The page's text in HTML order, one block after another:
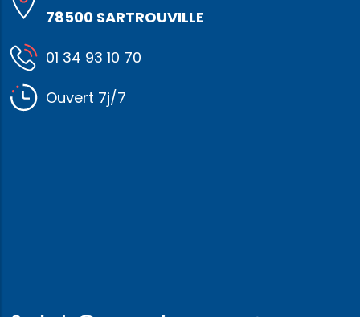
78500 SARTROUVILLE
01 34 93 10 70
Ouvert 7j/7